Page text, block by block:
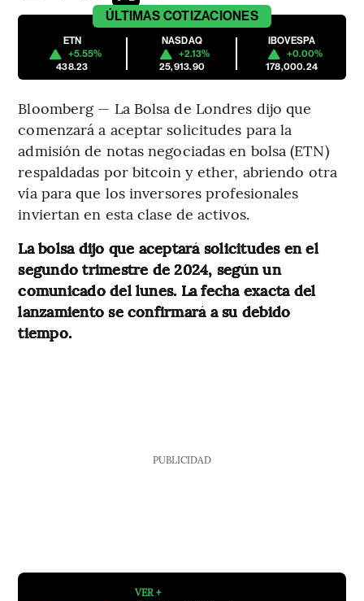
ÚLTIMAS COTIZACIONES
ETN
+5.55%
438.23
NASDAQ
+2.13%
25,913.90
IBOVESPA
+0.00%
178,000.24
Bloomberg — La Bolsa de Londres dijo que
comenzará a aceptar solicitudes para la
admisión de notas negociadas en bolsa (ETN)
respaldadas por bitcoin y ether, abriendo otra
vía para que los inversores profesionales
inviertan en esta clase de activos.
La bolsa dijo que aceptará solicitudes en el
segundo trimestre de 2024, según un
comunicado del lunes. La fecha exacta del
lanzamiento se confirmará a su debido
tiempo.
PUBLICIDAD
VER +